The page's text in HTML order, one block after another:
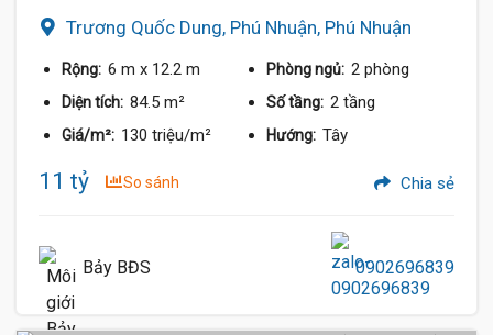
Trương Quốc Dung, Phú Nhuận, Phú Nhuận
Rộng: 6 m x 12.2 m Phòng ngủ: 2 phòng
Diện tích: 84.5 m² Số tầng: 2 tầng
Giá/m²: 130 triệu/m² Hướng: Tây
11 tỷ So sánh Chia sẻ
Bảy BĐS 0902696839